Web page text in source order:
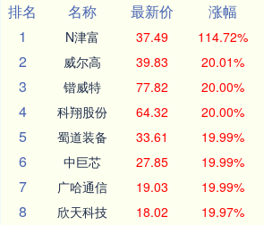
排名
名称 最新价 涨幅
1
N津富 37.49 114.72%
2 威尔高 39.83 20.01%
3 锴威特 77.82 20.00%
4 科翔股份 64.32 20.00%
5 蜀道装备 33.61 19.99%
6 中巨芯 27.85 19.99%
7 广哈通信 19.03 19.99%
8 欣天科技 18.02 19.97%